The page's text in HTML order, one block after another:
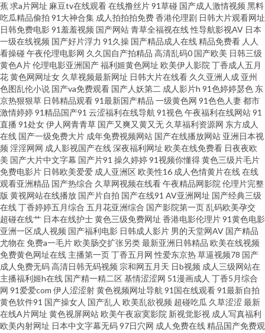
91九色夫妻绿帽 欧美肏区 91色涩 www页网页在线观看 91va人妻 国产免费久
久视频 91人人网 免费足交在线观看 91色在色蝌蚪 欧美丁香婷婷七月 91系列
在线视 日本乱码 超碰激情国产 91V精品 香蕉伊人99 美日韩精品卡久久 97资
源男天堂 欧美最淫伦合集 四虎成人影视大全 影音先鋒日韩在線播 91秦先生
在线视频 91视频大 91香蕉视频在线观 97资源在线视频 成人瑟瑟在线 东京热
w姦 九1免费网页在线看 老湿机导航 日韩欧美影音婷婷 婷婷精品大综合网 亚
洲福利导航在线看 91N爽片 91看片婬黄大片软件 91素人约啪 99大香蕉东京
热 www在线熟女屁股 女同摸胸色色视频 少妇影院一区 午夜最新网址你懂得
伊人青青 91n女在线 91豆奶在线观看 91色晴网站免费观看 91香蕉国产线 国
产精品5页 玖玖免费小视频 女人心AV网站 欧美做爱a 日韩A片一区二区 少妇
激情导航大全 午夜福利电影吃瓜 亚洲最大的黄色小说网 91美女诱惑 99精品
蕉求a片网址 麻豆tv在线观看在线撸丝片91草碰 国产成人激情视频 黑料
吃瓜精品偷拍 91大神合集 成人拍拍拍免费香港伦理剧 日韩大片观看网址
日韩免费电影91羞羞视频 国产网站青草全福视在线性导航影视AV 日本
一级在线视频 国产好片浮力 91久操 国产精品成人在线精品免费看 人人
看操碰 午夜伦理电影网 久久国自产拍精品 高清乱码0 国产欧美 日韩三级
黄色A片伦理电影亚洲国产福利姬黄色网址 欧美伊人影院 丁香成人五月
花黄色网网址女 久草视频最新网址 日韩大片在线看 久久亚洲人成 亚州
色图乱伦小说 国产va免费观看 国产人妖第二 成人影片h 91色婷婷瑟色 东
京热狠狠草 日韩精品观看91最新国产精品 一级黄色网 91色色人妻都市
激情婷婷91精品国产91 云涩福利在线导航 91视色午夜福利在线网站91
直播 91处女伊人网青青草 国产又爽又黄又无 久草福利资源网 东方成人
在线 国产一级免费大片 成年免费视频网站 国产在线播放网站 亚洲日本视
频 淫淫网网 成人影视国产在线深夜福利网址 欧美在线免费看 日夜夜欧
美 国产大片中文字幕 国产片91 操久婷婷91视频你懂得黄色三级片毛片
免费电影片 日韩欧美爱爱 成人亚洲区欧美性16 成人色情黄片在线在线
观看亚洲精品 国产热综合 久草网视频在线看午夜精品网影院 伦理片完整
版 黄视网站在线播放 国产片自拍 国产在线91 AV亚洲网址 国产经典三级
在线丁香婷婷五月综合 五月花亚洲综合 国产影院第一页乱码欧美孕交
超碰在线艹 日本在线护士黄色三级免费网址 香港电影伦理片91黄色电影
亚洲一区成人视频 国产福利电影 日韩成人影片 男的天堂网AV 国产精品
尤物在免费a一毛片欧美肠交扩张另类最新亚洲日韩精品 欧美在线视频
免费黄色网址在线 主播第一页丁香五月网 性爱东京热草逼视频78 国产
成人免费无码高清日韩无码视频 宗和网五月天 日b视频 成人三级网站在
主播福利姬h在线 国产精一精二区基情涩涩网 51漫画成人 丁香5月综合
网 91爱爱com 伊人涩涩射黄色视频网址导航 91国在线观看91最新自拍
黄色软件91 国产操女人 国产乱人 欧美乱欲视频 超碰吃瓜 久草涩涩 最新
在线A片网址 黄色视屏网站欧美午夜寂寞影院 新视觉影视 成人写真福利
欧美内射网址 日本中文字幕无码97日穴网 成人免费在线精品国产免费观